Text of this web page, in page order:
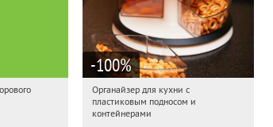
первым!
-100%
12:44:57 Получили:
Россия
Органайзер для кухни с
пластиковым подносом и
контейнерами